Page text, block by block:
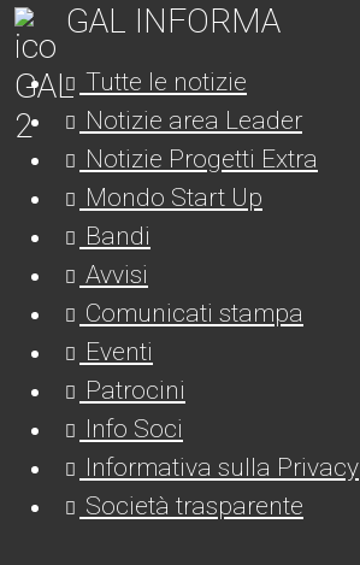
GAL INFORMA
Tutte le notizie
Notizie area Leader
Notizie Progetti Extra
Mondo Start Up
Bandi
Avvisi
Comunicati stampa
Eventi
Patrocini
Info Soci
Informativa sulla Privacy
Società trasparente